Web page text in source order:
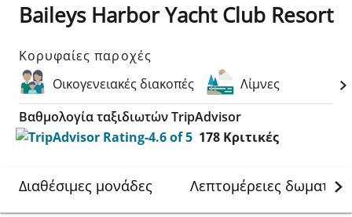
Baileys Harbor Yacht Club Resort
Κορυφαίες παροχές
Οικογενειακές διακοπές
Λίμνες
Βαθμολογία ταξιδιωτών TripAdvisor
178 Κριτικές
Διαθέσιμες μονάδες Λεπτομέρειες δωματίου